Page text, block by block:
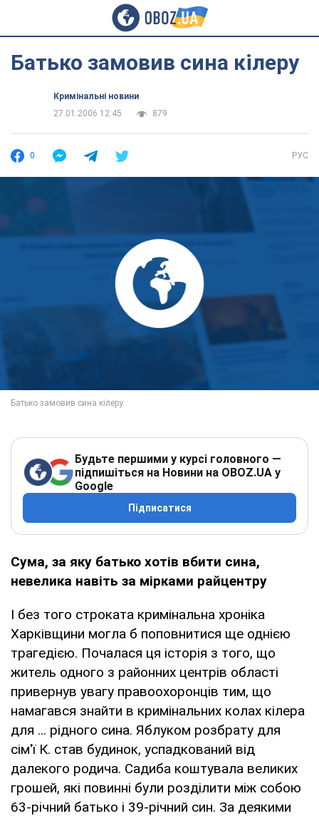
Батько замовив сина кілеру
Кримінальні новини
27.01.2006 12:45
879
0 РУС
Будьте першими у курсі головного —
підпишіться на Новини на OBOZ.UA у
Google
Підписатися
Сума, за яку батько хотів вбити сина,
невелика навіть за мірками райцентру
І без того строката кримінальна хроніка
Харківщини могла б поповнитися ще однією
трагедією. Почалася ця історія з того, що
житель одного з районних центрів області
привернув увагу правоохоронців тим, що
намагався знайти в кримінальних колах кілера
для ... рідного сина. Яблуком розбрату для
сім'ї К. став будинок, успадкований від
далекого родича. Садиба коштувала великих
грошей, які повинні були розділити між собою
63-річний батько і 39-річний син. За деякими